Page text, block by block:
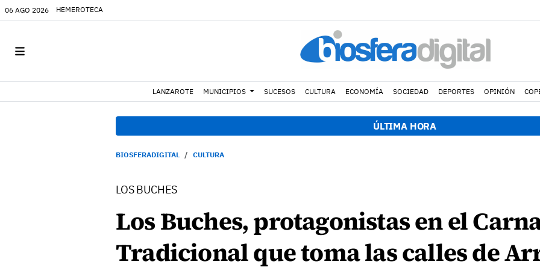
06 AGO 2026 HEMEROTECA
LANZAROTE MUNICIPIOS SUCESOS CULTURA ECONOMÍA SOCIEDAD DEPORTES OPINIÓN
ÚLTIMA HORA
BIOSFERADIGITAL CULTURA
LOS BUCHES
Los Buches, protagonistas en el
Tradicional que toma las calles de